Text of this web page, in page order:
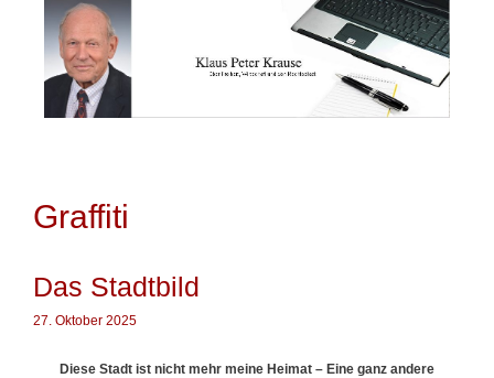
Graffiti
Das Stadtbild
27. Oktober 2025
Diese Stadt ist nicht mehr meine Heimat – Eine ganz andere